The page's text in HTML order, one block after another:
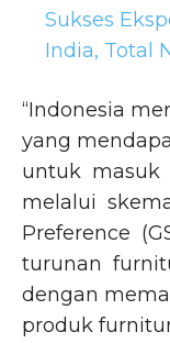
Sukses
India, Total
“Indonesia
yang
untuk masuk
melalui
Preference
turunan
dengan
produk